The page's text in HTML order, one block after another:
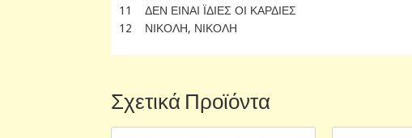
11 ΔΕΝ ΕΙΝΑΙ ΪΔΙΕΣ ΟΙ ΚΑΡΔΙΕΣ
12 ΝΙΚΟΛΗ, ΝΙΚΟΛΗ
Σχετικά Προϊόντα